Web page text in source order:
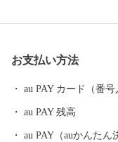
お支払い方法
au PAY カード（番号
au PAY 残高
au PAY（auかんた